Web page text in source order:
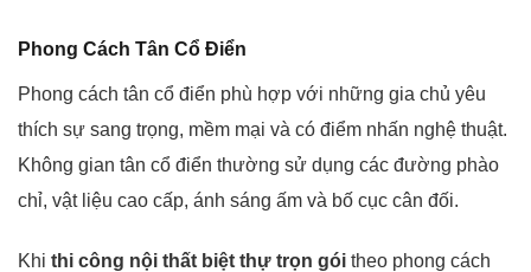
Phong Cách Tân Cổ Điển
Phong cách tân cổ điển phù hợp với những gia chủ yêu
thích sự sang trọng, mềm mại và có điểm nhấn nghệ thuật.
Không gian tân cổ điển thường sử dụng các đường phào
chỉ, vật liệu cao cấp, ánh sáng ấm và bố cục cân đối.
Khi thi công nội thất biệt thự trọn gói theo phong cách